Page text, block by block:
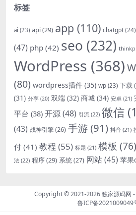
标签
ai (23) api(29) app (110) chatgpt(24)
(47) php (42) seo (232)
WordPress (368)
(80) wordpress插件 (35) wp (23) 下载
(31) 分享 (20) 双端 (32) 商城 (34) 安卓 (21)
平台 (38) 开源(48) 引流 (22) 微信
(43) 战神引擎(26) 手游(91) 抖音 (21)
付 (41) 教程 (55) 标题 (21) 模板 (76)
法 (22) 程序(29) 系统(27) 网站(45) 苹果
Copyright © 2021-2026独家源码网
鲁ICP备2021009049